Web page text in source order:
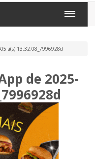
à(s) 13.32.08_7996928d
de 2025-